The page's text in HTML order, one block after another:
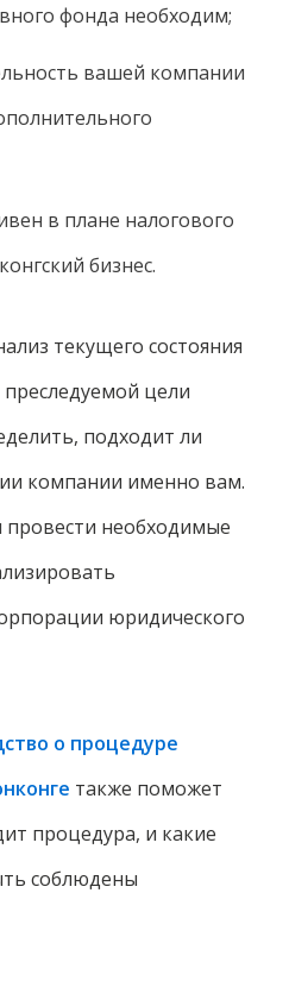
фонда необходим;
вашей компании
в плане налогового
бизнес.
текущего состояния
цели
подходит ли
компании именно вам.
необходимые
юридического
о процедуре
также поможет
процедура, и какие
соблюдены